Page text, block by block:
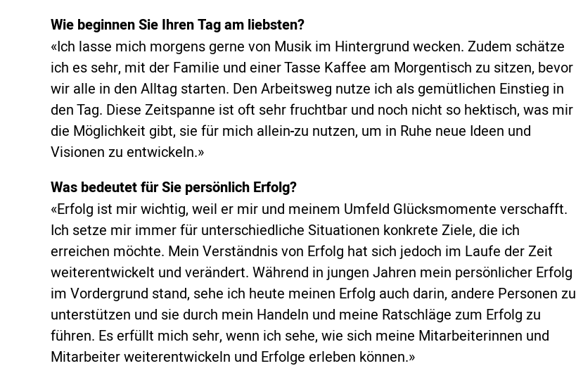
Wie beginnen Sie Ihren Tag am liebsten?
«Ich lasse mich morgens gerne von Musik im Hintergrund wecken. Zudem schätze
ich es sehr, mit der Familie und einer Tasse Kaffee am Morgentisch zu sitzen, bevor
wir alle in den Alltag starten. Den Arbeitsweg nutze ich als gemütlichen Einstieg in
den Tag. Diese Zeitspanne ist oft sehr fruchtbar und noch nicht so hektisch, was mir
die Möglichkeit gibt, sie für mich allein zu nutzen, um in Ruhe neue Ideen und
Visionen zu entwickeln.»
Was bedeutet für Sie persönlich Erfolg?
«Erfolg ist mir wichtig, weil er mir und meinem Umfeld Glücksmomente verschafft.
Ich setze mir immer für unterschiedliche Situationen konkrete Ziele, die ich
erreichen möchte. Mein Verständnis von Erfolg hat sich jedoch im Laufe der Zeit
weiterentwickelt und verändert. Während in jungen Jahren mein persönlicher Erfolg
im Vordergrund stand, sehe ich heute meinen Erfolg auch darin, andere Personen zu
unterstützen und sie durch mein Handeln und meine Ratschläge zum Erfolg zu
führen. Es erfüllt mich sehr, wenn ich sehe, wie sich meine Mitarbeiterinnen und
Mitarbeiter weiterentwickeln und Erfolge erleben können.»